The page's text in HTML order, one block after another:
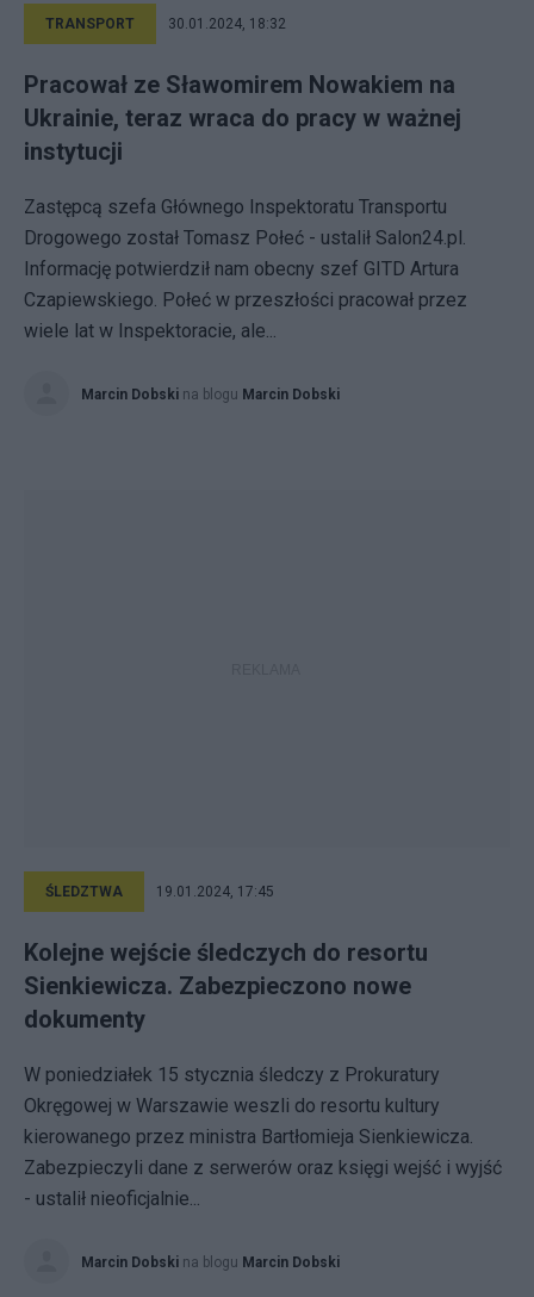
TRANSPORT 30.01.2024, 18:32
Pracował ze Sławomirem Nowakiem na
Ukrainie, teraz wraca do pracy w ważnej
instytucji
Zastępcą szefa Głównego Inspektoratu Transportu
Drogowego został Tomasz Połeć - ustalił Salon24.pl.
Informację potwierdził nam obecny szef GITD Artura
Czapiewskiego. Połeć w przeszłości pracował przez
wiele lat w Inspektoracie, ale...
Marcin Dobski na blogu Marcin Dobski
ŚLEDZTWA 19.01.2024, 17:45
Kolejne wejście śledczych do resortu
Sienkiewicza. Zabezpieczono nowe
dokumenty
W poniedziałek 15 stycznia śledczy z Prokuratury
Okręgowej w Warszawie weszli do resortu kultury
kierowanego przez ministra Bartłomieja Sienkiewicza.
Zabezpieczyli dane z serwerów oraz księgi wejść i wyjść
- ustalił nieoficjalnie...
Marcin Dobski na blogu Marcin Dobski